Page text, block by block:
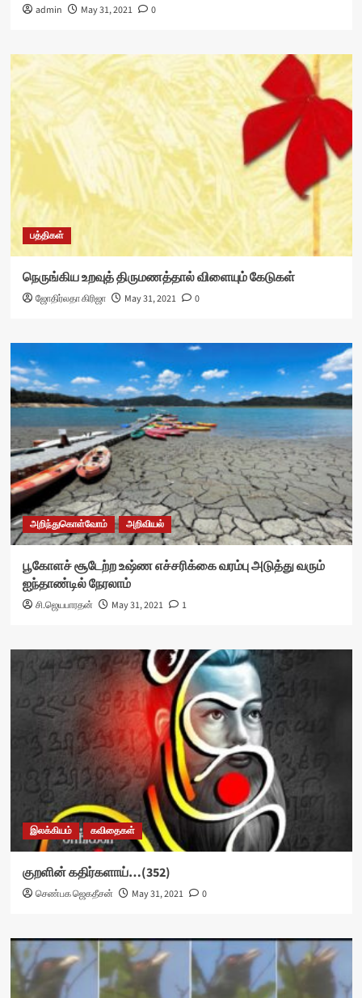
admin May 31, 2021 0
பத்திகள்
நெருங்கிய உறவுத் திருமணத்தால் விளையும் கேடுகள்
ஜோதிர்லதா கிரிஜா May 31, 2021 0
அறிந்துகொள்வோம் அறிவியல்
பூகோளச் சூடேற்ற உஷ்ண எச்சரிக்கை வரம்பு அடுத்து வரும்
ஐந்தாண்டில் நேரலாம்
சி.ஜெயபாரதன் May 31, 2021 1
இலக்கியம் கவிதைகள்
குறளின் கதிர்களாய்…(352)
செண்பக ஜெகதீசன் May 31, 2021 0